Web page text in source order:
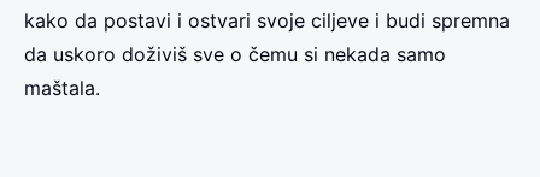
kako da postavi i ostvari svoje ciljeve i budi spremna
da uskoro doživiš sve o čemu si nekada samo
maštala.